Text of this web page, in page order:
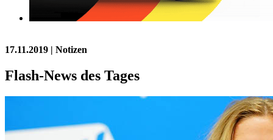
17.11.2019 | Notizen
Flash-News des Tages